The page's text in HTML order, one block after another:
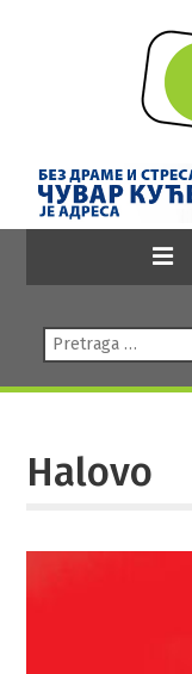
Pretraga:
Halovo